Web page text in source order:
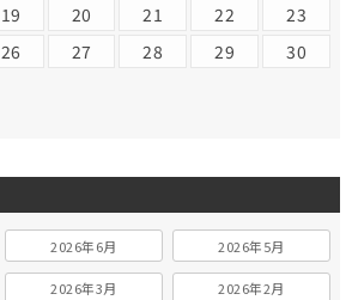
19 20 21 22
23
26 27 28 29
30
2026年6月 2026年5月
2026年3月 2026年2月